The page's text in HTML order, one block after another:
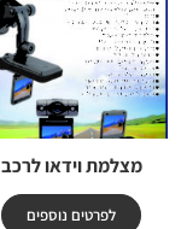
מצלמת וידאו לרכב
לפרטים נוספים